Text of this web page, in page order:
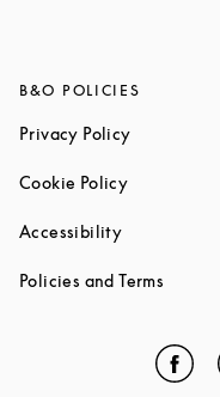
B&O POLICIES
Privacy PolicyLink
Cookie PolicyLink
AccessibilityLink Opens
Policies and Terms Link